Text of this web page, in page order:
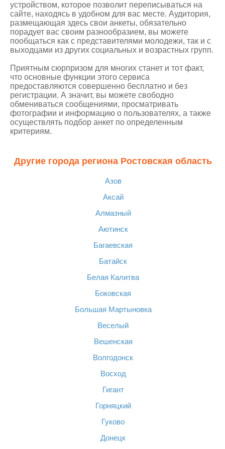
устройством, которое позволит переписываться на
сайте, находясь в удобном для вас месте. Аудитория,
размещающая здесь свои анкеты, обязательно
порадует вас своим разнообразием, вы можете
пообщаться как с представителями молодежи, так и с
выходцами из других социальных и возрастных групп.
Приятным сюрпризом для многих станет и тот факт,
что основные функции этого сервиса
предоставляются совершенно бесплатно и без
регистрации. А значит, вы можете свободно
обмениваться сообщениями, просматривать
фотографии и информацию о пользователях, а также
осуществлять подбор анкет по определенным
критериям.
Другие города региона Ростовская область
Азов
Аксай
Алмазный
Аютинск
Багаевская
Батайск
Белая Калитва
Боковская
Большая Мартыновка
Веселый
Вешенская
Волгодонск
Восход
Гигант
Горняцкий
Гуково
Донецк